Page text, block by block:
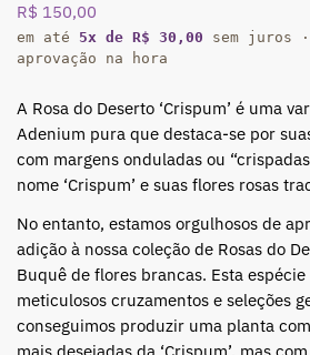
R$ 150,00
em até 5x de R$ 30,00 sem juros
aprovação na hora
A Rosa do Deserto ‘Crispum’ é uma
Adenium pura que destaca-se por
com margens onduladas ou
nome ‘Crispum’ e suas flores rosas
No entanto, estamos orgulhosos de
adição à nossa coleção de Rosas do
Buquê de flores brancas. Esta
meticulosos cruzamentos e seleções
conseguimos produzir uma planta